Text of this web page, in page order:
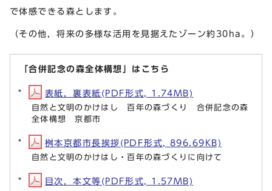
で体感できる森とします。
（その他，将来の多様な活用を見据えたゾーン約30ha。）
「合併記念の森全体構想」はこちら
表紙，裏表紙(PDF形式, 1.74MB)
自然と文明のかけはし 百年の森づくり 合併記念の森
全体構想 京都市
桝本京都市長挨拶(PDF形式, 896.69KB)
自然と文明のかけはし・百年の森づくりに向けて
目次，本文等(PDF形式, 1.57MB)